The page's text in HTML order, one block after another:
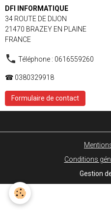
DFI INFORMATIQUE
34 ROUTE DE DIJON
21470 BRAZEY EN PLAINE
FRANCE
Téléphone : 0616559260
☎ 0380329918
Formulaire de contact
Conditions
Gestion